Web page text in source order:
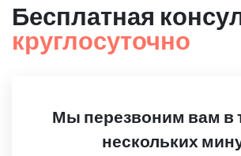
Бесплатная
круглосуточно
Мы перезвоним вам в
нескольких